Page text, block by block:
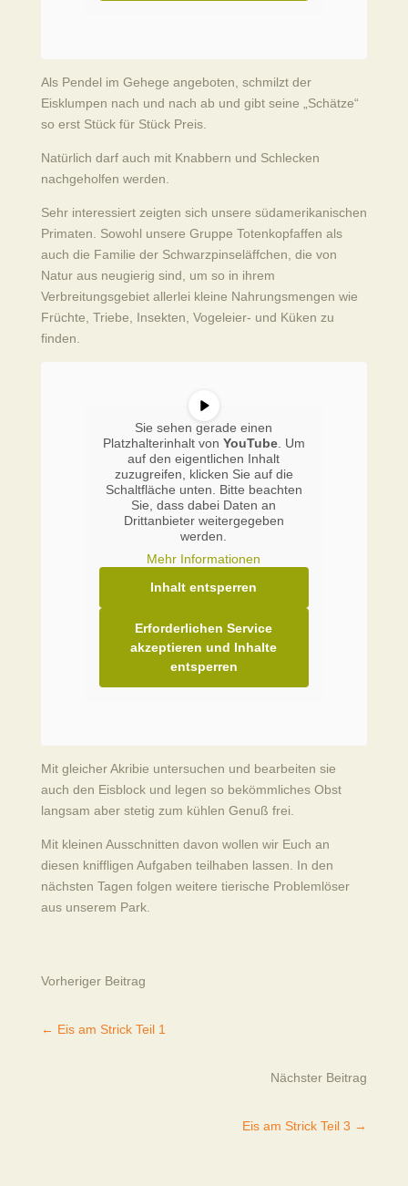
Als Pendel im Gehege angeboten, schmilzt der
Eisklumpen nach und nach ab und gibt seine „Schätze“
so erst Stück für Stück Preis.
Natürlich darf auch mit Knabbern und Schlecken
nachgeholfen werden.
Sehr interessiert zeigten sich unsere südamerikanischen
Primaten. Sowohl unsere Gruppe Totenkopfaffen als
auch die Familie der Schwarzpinseläffchen, die von
Natur aus neugierig sind, um so in ihrem
Verbreitungsgebiet allerlei kleine Nahrungsmengen wie
Früchte, Triebe, Insekten, Vogeleier- und Küken zu
finden.
Sie sehen gerade einen
Platzhalterinhalt von YouTube. Um
auf den eigentlichen Inhalt
zuzugreifen, klicken Sie auf die
Schaltfläche unten. Bitte beachten
Sie, dass dabei Daten an
Drittanbieter weitergegeben
werden.
Mehr Informationen
Inhalt entsperren
Erforderlichen Service
akzeptieren und Inhalte
entsperren
Mit gleicher Akribie untersuchen und bearbeiten sie
auch den Eisblock und legen so bekömmliches Obst
langsam aber stetig zum kühlen Genuß frei.
Mit kleinen Ausschnitten davon wollen wir Euch an
diesen kniffligen Aufgaben teilhaben lassen. In den
nächsten Tagen folgen weitere tierische Problemlöser
aus unserem Park.
Vorheriger Beitrag
← Eis am Strick Teil 1
Nächster Beitrag
Eis am Strick Teil 3 →